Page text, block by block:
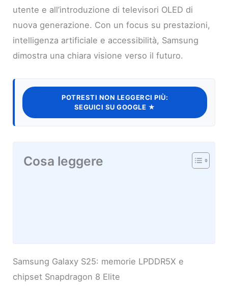
utente e all’introduzione di televisori OLED di
nuova generazione. Con un focus su prestazioni,
intelligenza artificiale e accessibilità, Samsung
dimostra una chiara visione verso il futuro.
POTRESTI NON LEGGERCI PIÙ:
SEGUICI SU GOOGLE ★
Cosa leggere
Samsung Galaxy S25: memorie LPDDR5X e
chipset Snapdragon 8 Elite